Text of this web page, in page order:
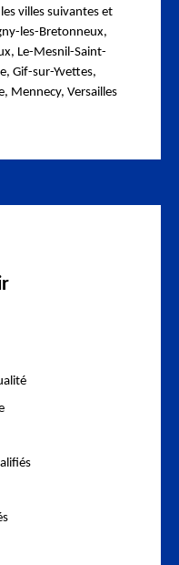
villes suivantes et
les-Bretonneux,
Le-Mesnil-Saint-
Gif-sur-Yvettes,
Mennecy, Versailles